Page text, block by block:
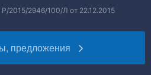
2015/2946/100/Л от 22.12.2015
предложения